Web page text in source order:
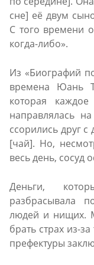
сне] её двум
С того времени
когда-либо».
Из «Биографий
временa Юань
которая
направлялась
ссорились друг
[чай]. Но,
весь день, сосуд
Деньги,
разбрасывала
людей и нищих.
брать страх из-
префектуры